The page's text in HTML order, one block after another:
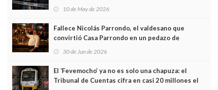
edificio y las cámaras captan sus últimos minutos
10 de May de 2026
Fallece Nicolás Parrondo, el valdesano que
convirtió Casa Parrondo en un pedazo de
Asturias en Madrid
30 de Jun de 2026
El ‘Fevemocho’ ya no es solo una chapuza: el
Tribunal de Cuentas cifra en casi 20 millones el